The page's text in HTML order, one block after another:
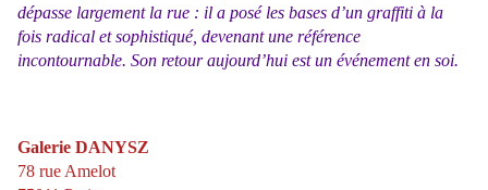
dépasse largement la rue : il a posé les bases d’un graffiti à la
fois radical et sophistiqué, devenant une référence
incontournable. Son retour aujourd’hui est un événement en soi.
Galerie DANYSZ
78 rue Amelot